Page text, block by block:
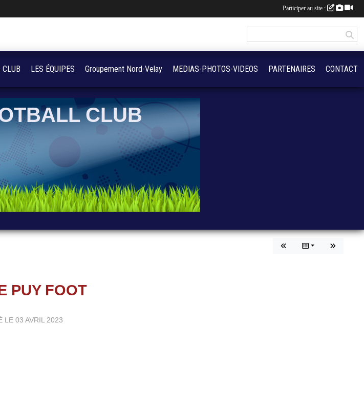
CLUB
PUY FOOT
LE 03 AVRIL 2023
CLUB LES ÉQUIPES Groupement Nord-Velay MEDIAS-PHOTOS-VIDEOS PARTENAIRES CONTACT
Participer au site :